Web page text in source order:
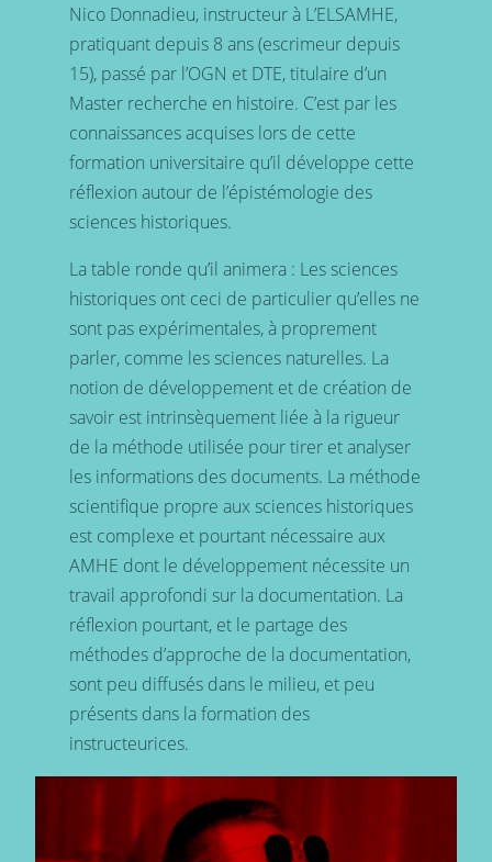
Nico Donnadieu, instructeur à L’ELSAMHE,
pratiquant depuis 8 ans (escrimeur depuis
15), passé par l’OGN et DTE, titulaire d’un
Master recherche en histoire. C’est par les
connaissances acquises lors de cette
formation universitaire qu’il développe cette
réflexion autour de l’épistémologie des
sciences historiques.
La table ronde qu’il animera : Les sciences
historiques ont ceci de particulier qu’elles ne
sont pas expérimentales, à proprement
parler, comme les sciences naturelles. La
notion de développement et de création de
savoir est intrinsèquement liée à la rigueur
de la méthode utilisée pour tirer et analyser
les informations des documents. La méthode
scientifique propre aux sciences historiques
est complexe et pourtant nécessaire aux
AMHE dont le développement nécessite un
travail approfondi sur la documentation. La
réflexion pourtant, et le partage des
méthodes d’approche de la documentation,
sont peu diffusés dans le milieu, et peu
présents dans la formation des
instructeurices.